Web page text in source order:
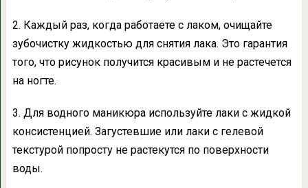
2. Каждый раз, когда работаете с лаком, очищайте
зубочистку жидкостью для снятия лака. Это гарантия
того, что рисунок получится красивым и не растечется
на ногте.
3. Для водного маникюра используйте лаки с жидкой
консистенцией. Загустевшие или лаки с гелевой
текстурой попросту не растекутся по поверхности
воды.